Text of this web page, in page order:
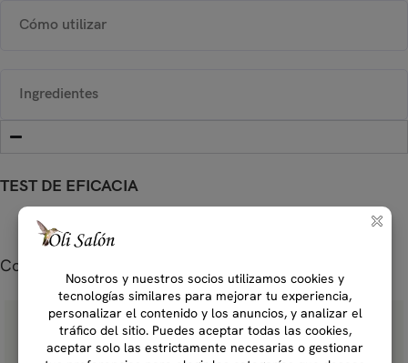
Cómo utilizar
Ingredientes
TEST DE EFICACIA
Complete su rutina...